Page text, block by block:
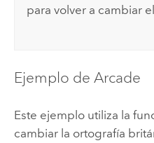
para volver a cambiar
Ejemplo de Arcade
Este ejemplo utiliza la
cambiar la ortografía